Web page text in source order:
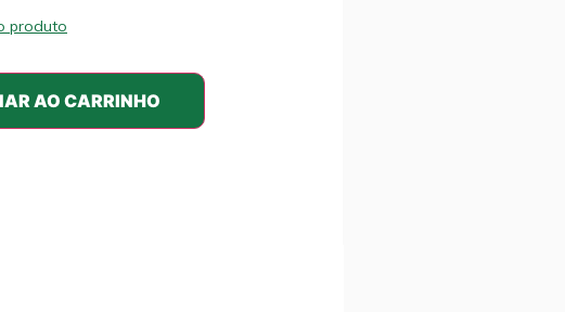
produto
AO CARRINHO